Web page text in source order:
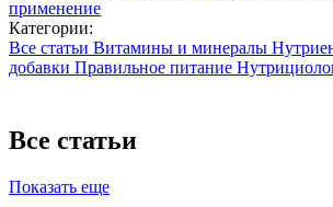
применение
Категории:
Все статьи Витамины и минералы
добавки Правильное питание
Все статьи
Показать еще